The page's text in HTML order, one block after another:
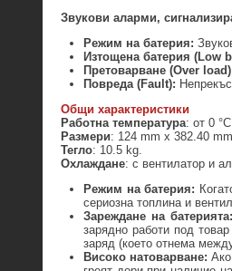
Звукови аларми,
Режим на батерия:
Изтощена батерия (Low
Претоварване (Over
Повреда (Fault):
Общи характеристики
Работна температура: от 0
Размери: 124 mm х 382.40
Тегло: 10.5 kg.
Охлаждане: с вентилатор и
Режим на батерия:
сериозна топлина и
Зареждане на батерията:
зарядно работи под
заряд (което отнема
Високо натоварване: